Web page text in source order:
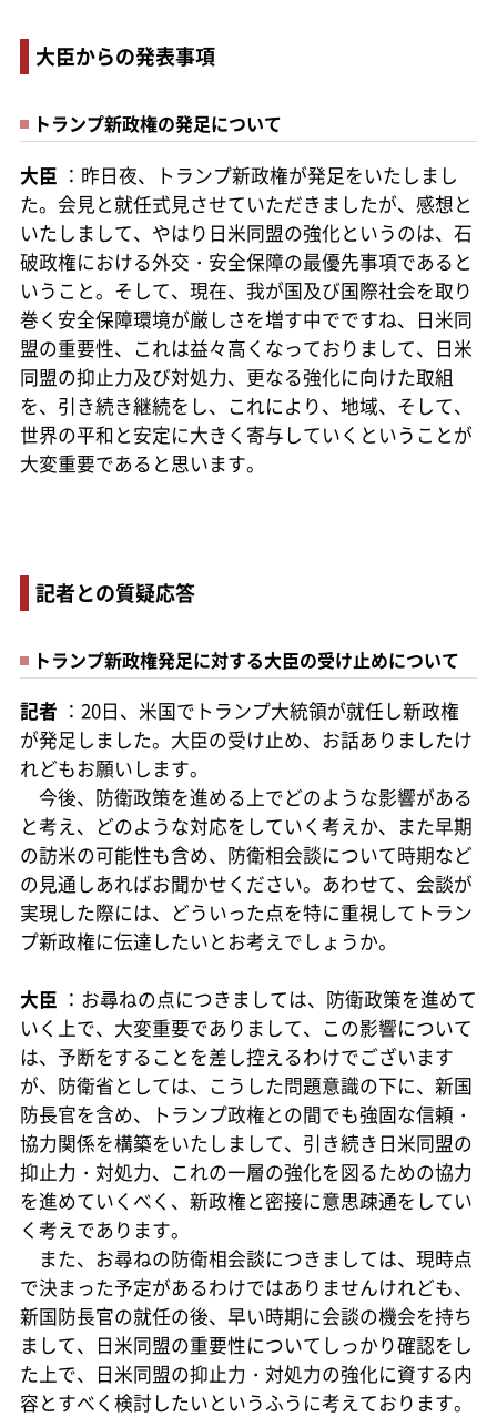
大臣からの発表事項
トランプ新政権の発足について
大臣 ：昨日夜、トランプ新政権が発足をいたしまし
た。会見と就任式見させていただきましたが、感想と
いたしまして、やはり日米同盟の強化というのは、石
破政権における外交・安全保障の最優先事項であると
いうこと。そして、現在、我が国及び国際社会を取り
巻く安全保障環境が厳しさを増す中でですね、日米同
盟の重要性、これは益々高くなっておりまして、日米
同盟の抑止力及び対処力、更なる強化に向けた取組
を、引き続き継続をし、これにより、地域、そして、
世界の平和と安定に大きく寄与していくということが
大変重要であると思います。
記者との質疑応答
トランプ新政権発足に対する大臣の受け止めについて
記者 ：20日、米国でトランプ大統領が就任し新政権
が発足しました。大臣の受け止め、お話ありましたけ
れどもお願いします。
今後、防衛政策を進める上でどのような影響がある
と考え、どのような対応をしていく考えか、また早期
の訪米の可能性も含め、防衛相会談について時期など
の見通しあればお聞かせください。あわせて、会談が
実現した際には、どういった点を特に重視してトラン
プ新政権に伝達したいとお考えでしょうか。
大臣 ：お尋ねの点につきましては、防衛政策を進めて
いく上で、大変重要でありまして、この影響について
は、予断をすることを差し控えるわけでございます
が、防衛省としては、こうした問題意識の下に、新国
防長官を含め、トランプ政権との間でも強固な信頼・
協力関係を構築をいたしまして、引き続き日米同盟の
抑止力・対処力、これの一層の強化を図るための協力
を進めていくべく、新政権と密接に意思疎通をしてい
く考えであります。
また、お尋ねの防衛相会談につきましては、現時点
で決まった予定があるわけではありませんけれども、
新国防長官の就任の後、早い時期に会談の機会を持ち
まして、日米同盟の重要性についてしっかり確認をし
た上で、日米同盟の抑止力・対処力の強化に資する内
容とすべく検討したいというふうに考えております。